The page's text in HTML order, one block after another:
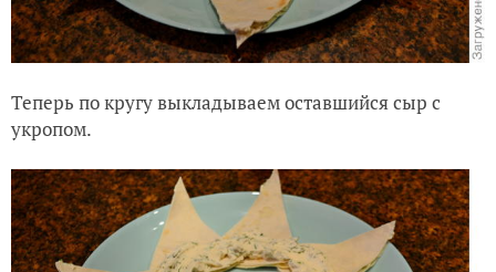
Теперь по кругу выкладываем оставшийся сыр с
укропом.